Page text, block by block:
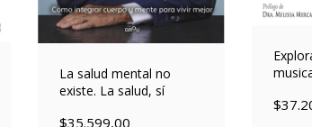
La salud mental no
existe. La salud, sí
$35.599,00